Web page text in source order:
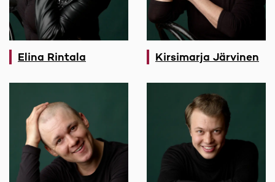
Elina Rintala Kirsimarja Järvinen